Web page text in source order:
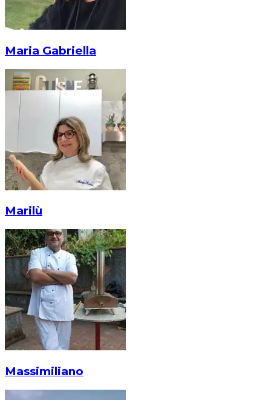
Maria Gabriella
Marilù
Massimiliano